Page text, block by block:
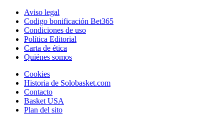
Aviso legal
Codigo bonificación Bet365
Condiciones de uso
Política Editorial
Carta de ética
Quiénes somos
Cookies
Historia de Solobasket.com
Contacto
Basket USA
Plan del sito